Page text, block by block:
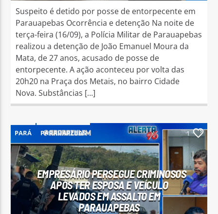
Suspeito é detido por posse de entorpecente em
Parauapebas Ocorrência e detenção Na noite de
terça-feira (16/09), a Polícia Militar de Parauapebas
realizou a detenção de João Emanuel Moura da
Mata, de 27 anos, acusado de posse de
entorpecente. A ação aconteceu por volta das
20h20 na Praça dos Metais, no bairro Cidade
Nova. Substâncias […]
PARÁ PARAUAPEBAS 1
EMPRESÁRIO PERSEGUE CRIMINOSOS
APÓS TER ESPOSA E VEÍCULO
LEVADOS EM ASSALTO EM
PARAUAPEBAS